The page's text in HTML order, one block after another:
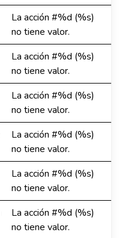
La acción #%d (%s)
no tiene valor.
La acción #%d (%s)
no tiene valor.
La acción #%d (%s)
no tiene valor.
La acción #%d (%s)
no tiene valor.
La acción #%d (%s)
no tiene valor.
La acción #%d (%s)
no tiene valor.